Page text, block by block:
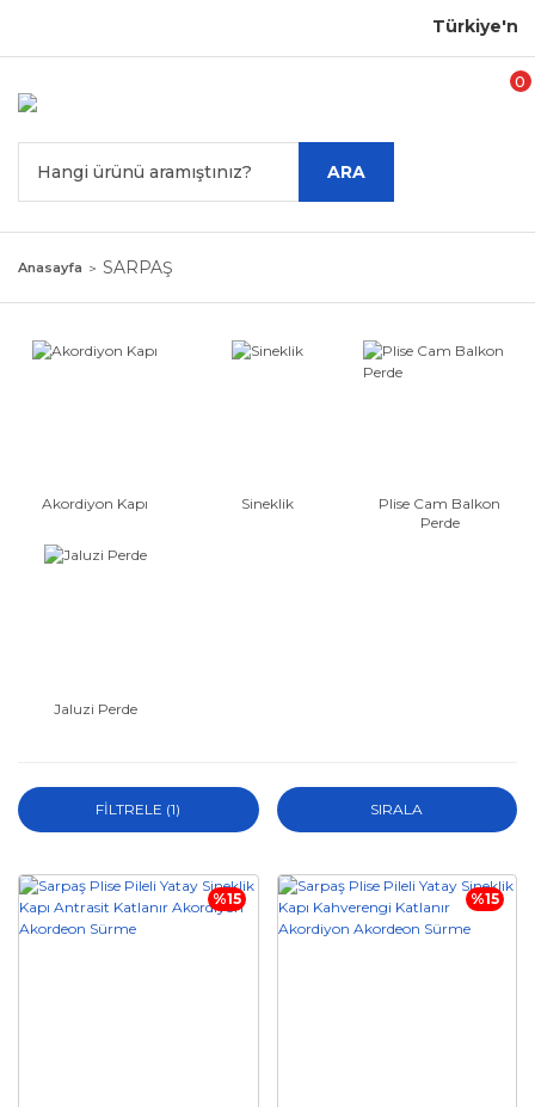
Türkiye'nin
ARA
0
Anasayfa SARPAŞ
Akordiyon Kapı Sineklik
Plise Cam Balkon
Perde
Jaluzi Perde
FİLTRELE (1) SIRALA
%15 %15
TEK KANAT
ÇİFT KANAT
PİLELİ SİNEKLİK
STOR SİNEKLİK
Alüminyum Jaluzi
Perde